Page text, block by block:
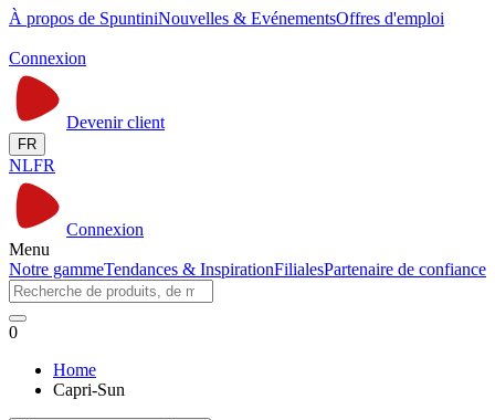
À propos de SpuntiniNouvelles & EvénementsOffres d'emploi
Connexion
Devenir client
FR
NLFR
Connexion
Menu
Notre gammeTendances & InspirationFilialesPartenaire de confiance
0
Home
Capri-Sun